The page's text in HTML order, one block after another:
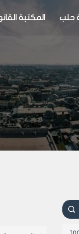
حلب المكتبة